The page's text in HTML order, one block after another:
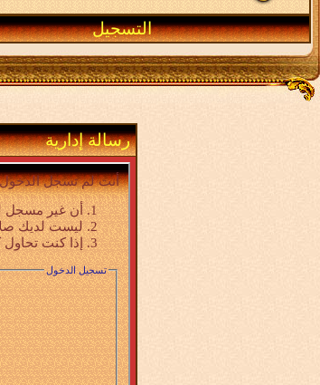
التسجيل
رسالة إدارية
أنت لم تسجل الدخول
أن غير مسجل
ليست لديك
إذا كنت تحاول
تسجيل الدخول